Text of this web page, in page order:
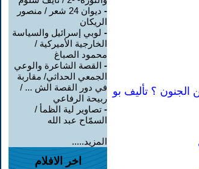
الجنون ؟ تأليف بو
-
ديوان 24 شعر / منصور
الريكان
- لوبي إسرائيل والسياسة
الخارجية الأميركية /
محمود الصباغ
- القصة الشاعرة والوعي
الجمعي الحداثي/ مقاربة
في دور القصة الش ... /
ربيحة الرفاعي
- تصاوير لية الظمأ /
السمّاح عبد الله
المزيد.....
اخر الافلام